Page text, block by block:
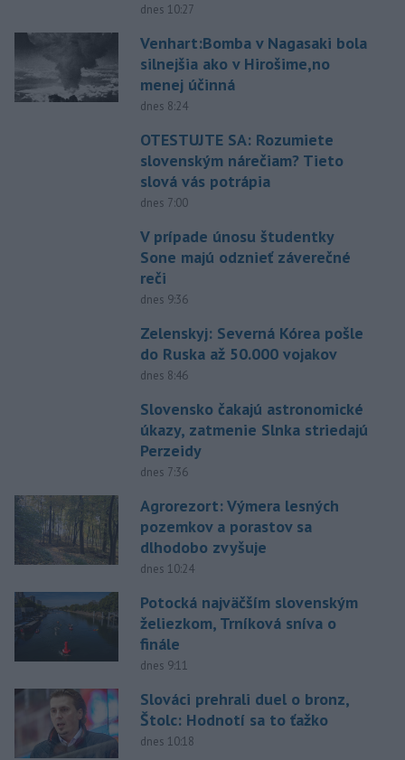
dnes 10:27
Venhart:Bomba v Nagasaki bola
silnejšia ako v Hirošime,no
menej účinná
dnes 8:24
OTESTUJTE SA: Rozumiete
slovenským nárečiam? Tieto
slová vás potrápia
dnes 7:00
V prípade únosu študentky
Sone majú odznieť záverečné
reči
dnes 9:36
Zelenskyj: Severná Kórea pošle
do Ruska až 50.000 vojakov
dnes 8:46
Slovensko čakajú astronomické
úkazy, zatmenie Slnka striedajú
Perzeidy
dnes 7:36
Agrorezort: Výmera lesných
pozemkov a porastov sa
dlhodobo zvyšuje
dnes 10:24
Potocká najväčším slovenským
želiezkom, Trníková sníva o
finále
dnes 9:11
Slováci prehrali duel o bronz,
Štolc: Hodnotí sa to ťažko
dnes 10:18